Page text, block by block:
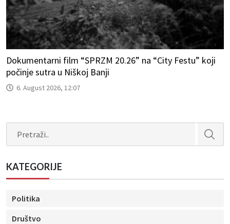
Dokumentarni film “SPRZM 20.26” na “City Festu” koji
počinje sutra u Niškoj Banji
6. August 2026, 12:07
KATEGORIJE
Politika
Društvo